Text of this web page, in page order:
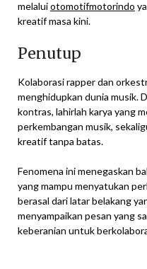
melaluiotomotifmotorindo
kreatif masa kini.
Penutup
Kolaborasi rapper dan
menghidupkan dunia musik.
kontras, lahirlah karya yang
perkembangan musik,
kreatif tanpa batas.
Fenomena ini menegaskan
yang mampu menyatukan
berasal dari latar belakang
menyampaikan pesan yang
keberanian untuk